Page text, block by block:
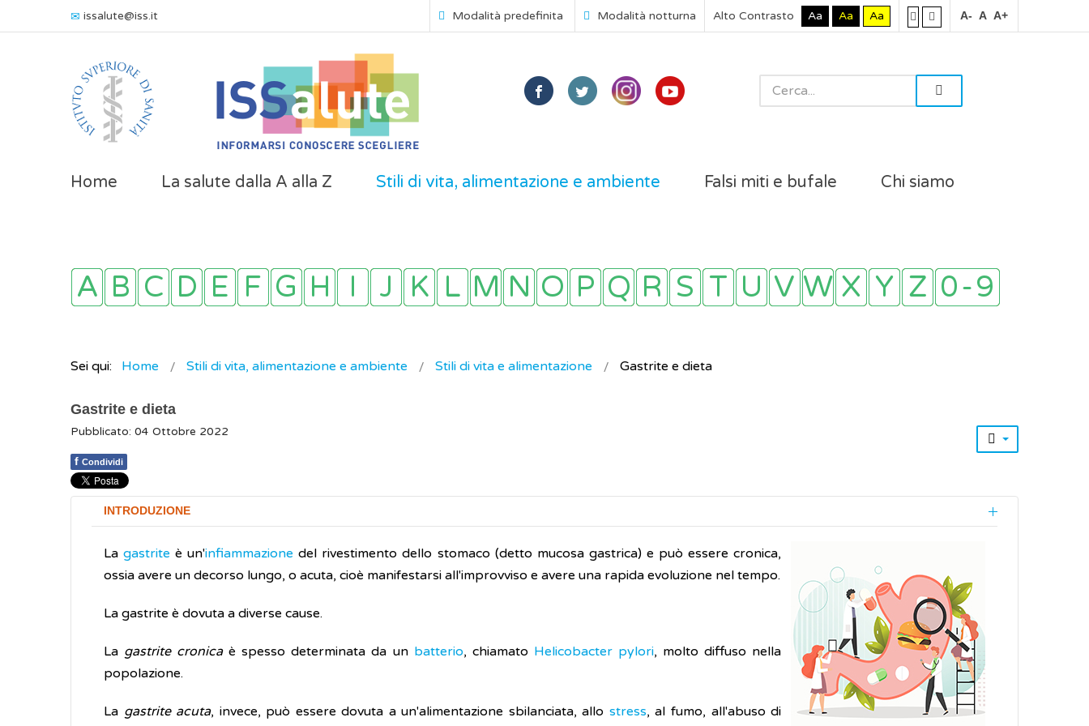
issalute@iss.it Modalità predefinita Modalità notturna Alto Contrasto Aa Aa Aa A- A A+
Home La salute dalla A alla Z Stili di vita, alimentazione e ambiente Falsi miti e bufale Chi siamo
Sei qui: Home Stili di vita, alimentazione e ambiente Stili di vita e alimentazione Gastrite e dieta
Gastrite e dieta
Pubblicato: 04 Ottobre 2022
f Condividi
INTRODUZIONE
Lagastrite è un'infiammazione del rivestimento dello stomaco (detto mucosa gastrica) e può essere cronica,
ossia avere un decorso lungo, o acuta, cioè manifestarsi all'improvviso e avere una rapida evoluzione nel tempo.
La gastrite è dovuta a diverse cause.
La gastrite cronicaè spesso determinata da un batterio, chiamato Helicobacter pylori, molto diffuso nella
popolazione.
La gastrite acuta, invece, può essere dovuta a un'alimentazione sbilanciata, allo stress, al fumo, all'abuso di